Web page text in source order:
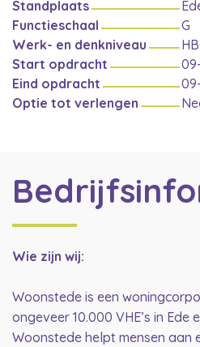
Standplaats
Functieschaal
G
Werk- en denkniveau
Start opdracht
Eind opdracht
Optie tot verlengen
Wie zijn wij:
Woonstede is een
ongeveer 10.000 VHE’s in
Woonstede helpt mensen aan